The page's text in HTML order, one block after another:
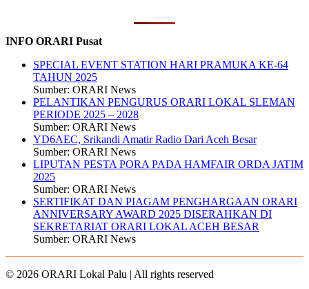
INFO ORARI Pusat
SPECIAL EVENT STATION HARI PRAMUKA KE-64
TAHUN 2025
Sumber: ORARI News
PELANTIKAN PENGURUS ORARI LOKAL SLEMAN
PERIODE 2025 – 2028
Sumber: ORARI News
YD6AEC, Srikandi Amatir Radio Dari Aceh Besar
Sumber: ORARI News
LIPUTAN PESTA PORA PADA HAMFAIR ORDA JATIM
2025
Sumber: ORARI News
SERTIFIKAT DAN PIAGAM PENGHARGAAN ORARI
ANNIVERSARY AWARD 2025 DISERAHKAN DI
SEKRETARIAT ORARI LOKAL ACEH BESAR
Sumber: ORARI News
© 2026 ORARI Lokal Palu | All rights reserved